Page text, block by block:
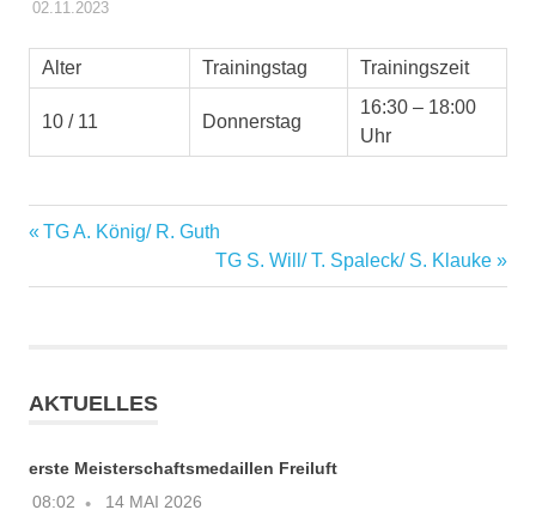
02.11.2023STEFFEN PANSE
TRAININGSGRUPPEN
Alter Trainingstag Trainingszeit
10 / 11 Donnerstag
16:30 – 18:00
Uhr
Beitragsnavigation
Vorheriger
TG A. König/ R. Guth
Nächster
Beitrag:
TG S. Will/ T. Spaleck/ S. Klauke
AKTUELLES
erste Meisterschaftsmedaillen Freiluft
08:02 14 MAI 2026